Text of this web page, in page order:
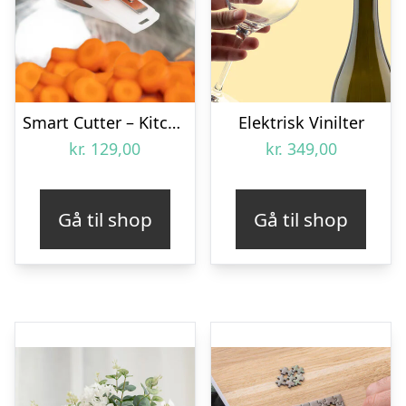
Smart Cutter – KitchPro
kr. 129,00
Gå til shop
Elektrisk Vinilter
kr. 349,00
Gå til shop